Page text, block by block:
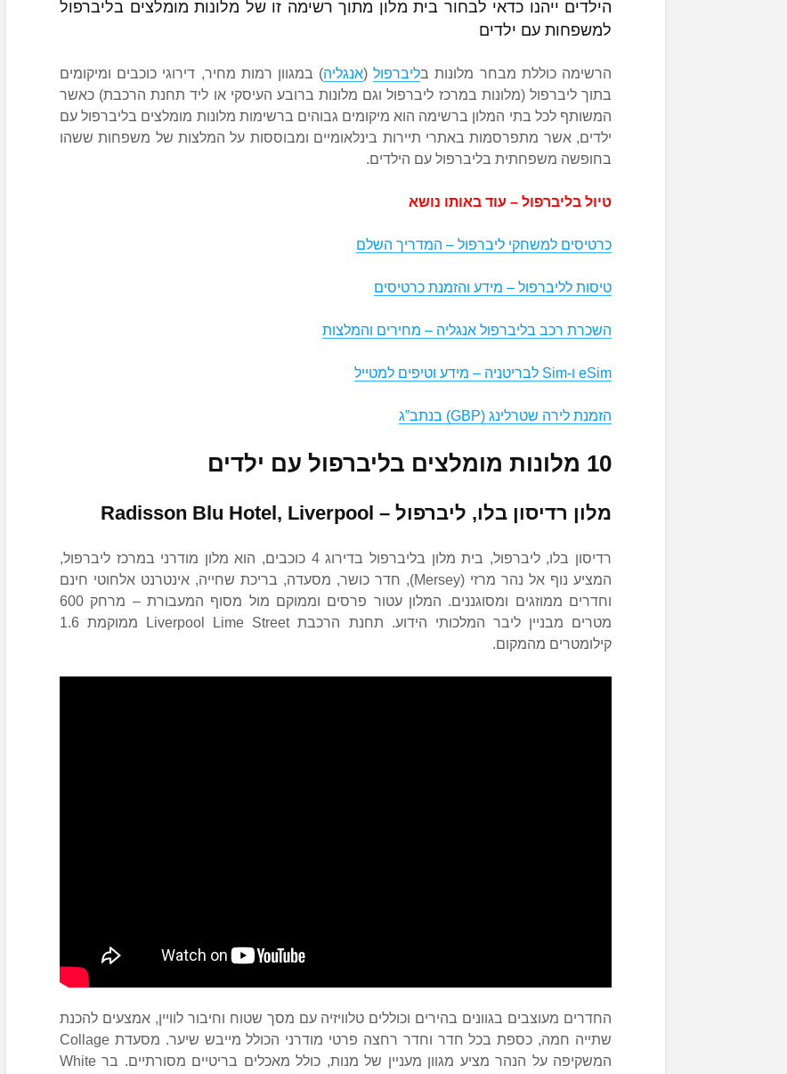
הילדים ייהנו כדאי לבחור בית מלון מתוך רשימה זו של מלונות מומלצים בליברפול
למשפחות עם ילדים
הרשימה כוללת מבחר מלונות בליברפול(אנגליה) במגוון רמות מחיר, דירוגי כוכבים ומיקומים
בתוך ליברפול (מלונות במרכז ליברפול וגם מלונות ברובע העיסקי או ליד תחנת הרכבת) כאשר
המשותף לכל בתי המלון ברשימה הוא מיקומים גבוהים ברשימות מלונות מומלצים בליברפול עם
ילדים, אשר מתפרסמות באתרי תיירות בינלאומיים ומבוססות על המלצות של משפחות ששהו
בחופשה משפחתית בליברפול עם הילדים.
טיול בליברפול – עוד באותו נושא
כרטיסים למשחקי ליברפול – המדריך השלם
טיסות לליברפול – מידע והזמנת כרטיסים
השכרת רכב בליברפול אנגליה – מחירים והמלצות
eSim ו-Sim לבריטניה – מידע וטיפים למטייל
הזמנת לירה שטרלינג (GBP) בנתב”ג
10 מלונות מומלצים בליברפול עם ילדים
מלון רדיסון בלו, ליברפול – Radisson Blu Hotel, Liverpool
רדיסון בלו, ליברפול, בית מלון בליברפול בדירוג 4 כוכבים, הוא מלון מודרני במרכז ליברפול,
המציע נוף אל נהר מרזי (Mersey), חדר כושר, מסעדה, בריכת שחייה, אינטרנט אלחוטי חינם
וחדרים ממוזגים ומסוגננים. המלון עטור פרסים וממוקם מול מסוף המעבורת – מרחק 600
מטרים מבניין ליבר המלכותי הידוע. תחנת הרכבת Liverpool Lime Street ממוקמת 1.6
קילומטרים מהמקום.
החדרים מעוצבים בגוונים בהירים וכוללים טלוויזיה עם מסך שטוח וחיבור לוויין, אמצעים להכנת
שתייה חמה, כספת בכל חדר וחדר רחצה פרטי מודרני הכולל מייבש שיער. מסעדת Collage
המשקיפה על הנהר מציע מגוון מעניין של מנות, כולל מאכלים בריטיים מסורתיים. בר White